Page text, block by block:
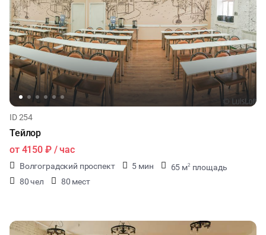
ID 254
Тейлор
от 4150 ₽/ час
Волгоградский проспект 5 мин 65 м2 площадь
80 чел
80 мест